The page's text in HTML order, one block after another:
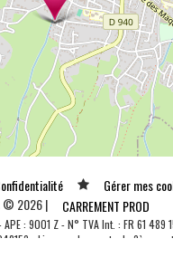
Gérer mes
© 2026 |
CARREMENT PROD
: 9001 Z - N° TVA Int. : FR 61 489
- Licence de spectacle 3ème